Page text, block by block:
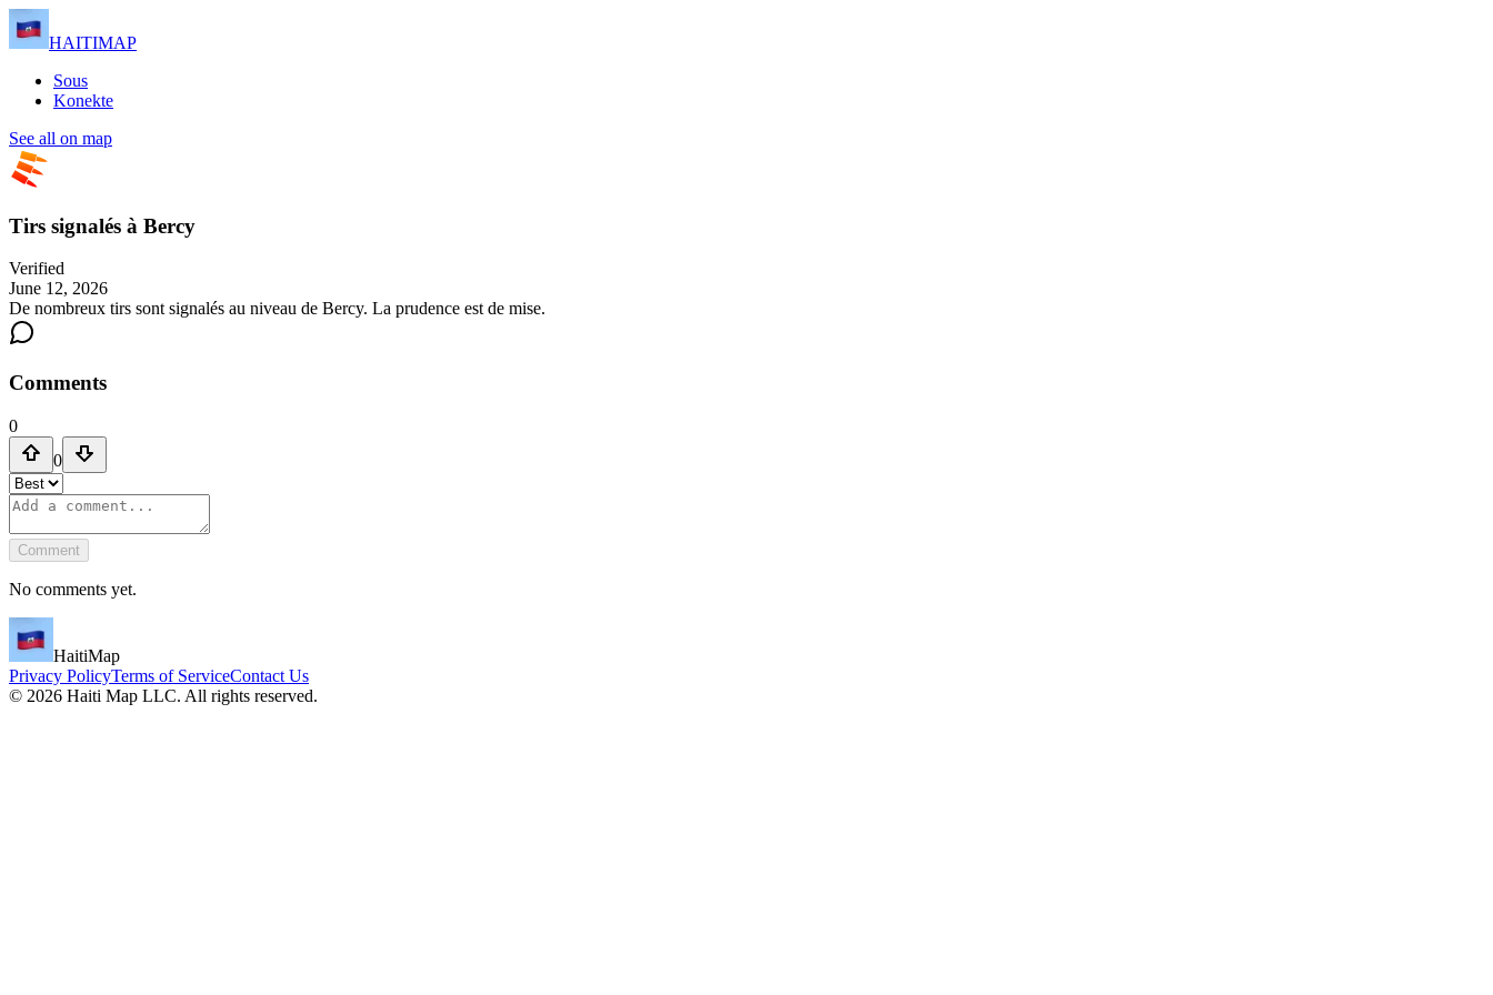
HAITIMAP
Sous
Konekte
See all on map
Tirs signalés à Bercy
Verified
June 12, 2026
De nombreux tirs sont signalés au niveau de Bercy. La prudence est de mise.
Comments
0
0
Comment
No comments yet.
HaitiMap
Privacy PolicyTerms of ServiceContact Us
© 2026 Haiti Map LLC. All rights reserved.